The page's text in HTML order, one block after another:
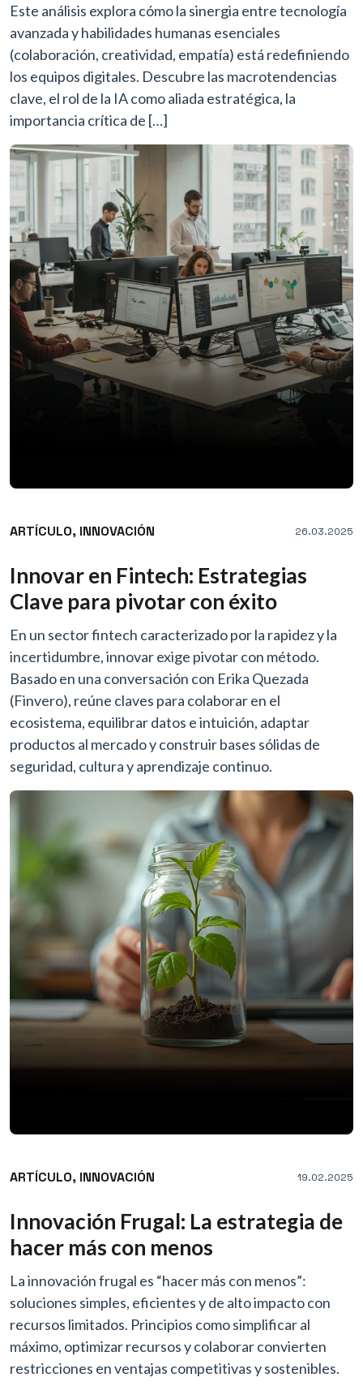
Este análisis explora cómo la sinergia entre tecnología
avanzada y habilidades humanas esenciales
(colaboración, creatividad, empatía) está redefiniendo
los equipos digitales. Descubre las macrotendencias
clave, el rol de la IA como aliada estratégica, la
importancia crítica de […]
ARTÍCULO, INNOVACIÓN 26.03.2025
Innovar en Fintech: Estrategias
Clave para pivotar con éxito
En un sector fintech caracterizado por la rapidez y la
incertidumbre, innovar exige pivotar con método.
Basado en una conversación con Erika Quezada
(Finvero), reúne claves para colaborar en el
ecosistema, equilibrar datos e intuición, adaptar
productos al mercado y construir bases sólidas de
seguridad, cultura y aprendizaje continuo.
ARTÍCULO, INNOVACIÓN 19.02.2025
Innovación Frugal: La estrategia de
hacer más con menos
La innovación frugal es “hacer más con menos”:
soluciones simples, eficientes y de alto impacto con
recursos limitados. Principios como simplificar al
máximo, optimizar recursos y colaborar convierten
restricciones en ventajas competitivas y sostenibles.